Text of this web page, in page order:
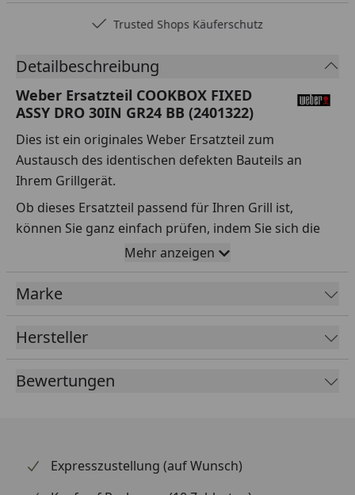
Trusted Shops Käuferschutz
Detailbeschreibung
Weber Ersatzteil COOKBOX FIXED
ASSY DRO 30IN GR24 BB (2401322)
Dies ist ein originales Weber Ersatzteil zum
Austausch des identischen defekten Bauteils an
Ihrem Grillgerät.
Ob dieses Ersatzteil passend für Ihren Grill ist,
können Sie ganz einfach prüfen, indem Sie sich die
Explosionszeichnung Ihres Grills anschauen und dort
das betreffende Teil heraussuchen.
Über die Seriennummer Ihres Grillgeräts kommen Sie
ganz einfach zur passenden Explosionszeichnung.
Geben Sie dafür die Seriennummer
Sollte Ihnen nicht bekannt sein, wo Sie die
Abmessungen oder Gewichte zu den Ersatzteilen
Mehr anzeigen
Marke
Hersteller
Bewertungen
Expresszustellung (auf Wunsch)